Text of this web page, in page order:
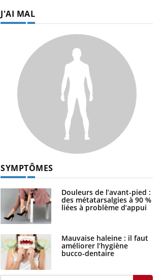
J'AI MAL
SYMPTÔMES
Douleurs de l’avant-pied :
des métatarsalgies à 90 %
liées à problème d’appui
Mauvaise haleine : il faut
améliorer l’hygiène
bucco-dentaire